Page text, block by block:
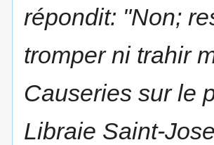
répondit: "Non;
tromper ni trahir
Causeries sur le
Libraie Saint-